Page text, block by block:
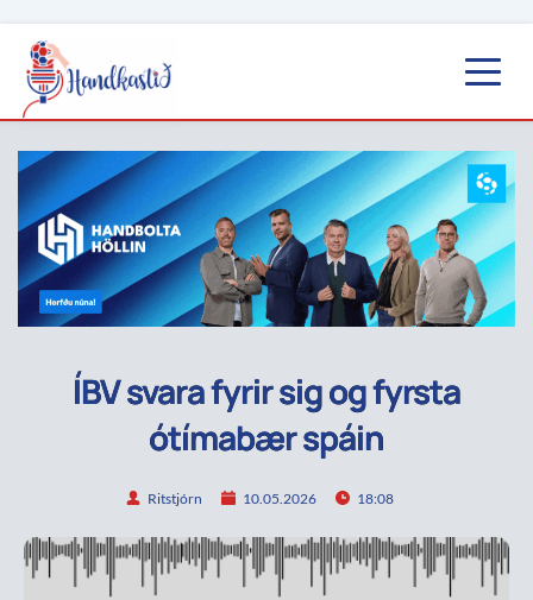
ÍBV svara fyrir sig og fyrsta
ótímabær spáin
Ritstjórn 10.05.2026 18:08